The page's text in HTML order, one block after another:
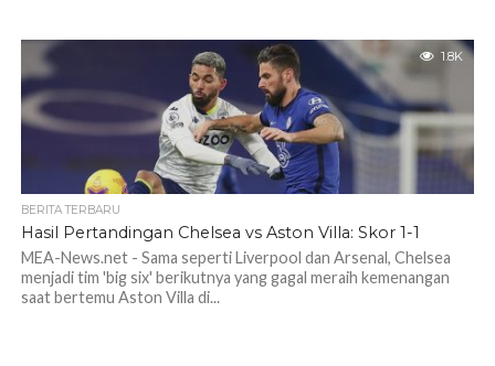
1.8K
BERITA TERBARU
Hasil Pertandingan Chelsea vs Aston Villa: Skor 1-1
MEA-News.net - Sama seperti Liverpool dan Arsenal, Chelsea
menjadi tim 'big six' berikutnya yang gagal meraih kemenangan
saat bertemu Aston Villa di...